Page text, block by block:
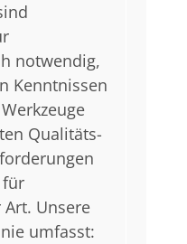
notwendig,
Kenntnissen
Qualitäts-
für
Unsere
umfasst: